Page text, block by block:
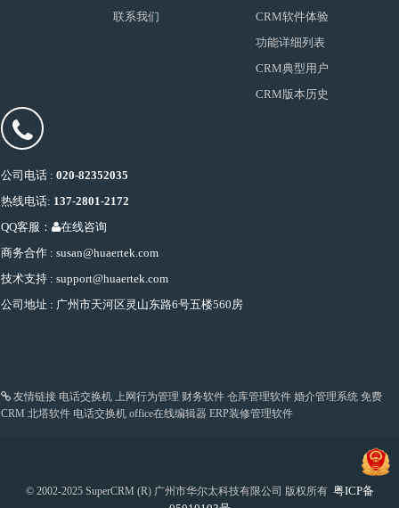
CRM软件体验
功能详细列表
CRM典型用户
CRM版本历史
联系我们
公司电话 : 020-82352035
热线电话: 137-2801-2172
QQ客服：
在线咨询
商务合作 : susan@huaertek.com
技术支持 : support@huaertek.com
公司地址 : 广州市天河区灵山东路6号五楼560房
友情链接 电话交换机 上网行为管理 财务软件 仓库管理软件 婚介管理系统 免费
CRM 北塔软件 电话交换机 office在线编辑器 ERP装修管理软件
© 2002-2025 SuperCRM (R) 广州市华尔太科技有限公司 版权所有 粤ICP备